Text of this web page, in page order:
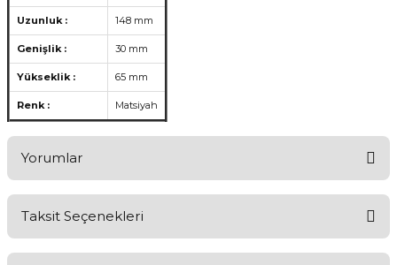
Uzunluk : 148 mm
Genişlik : 30 mm
Yükseklik : 65 mm
Renk : Matsiyah
Yorumlar
Taksit Seçenekleri